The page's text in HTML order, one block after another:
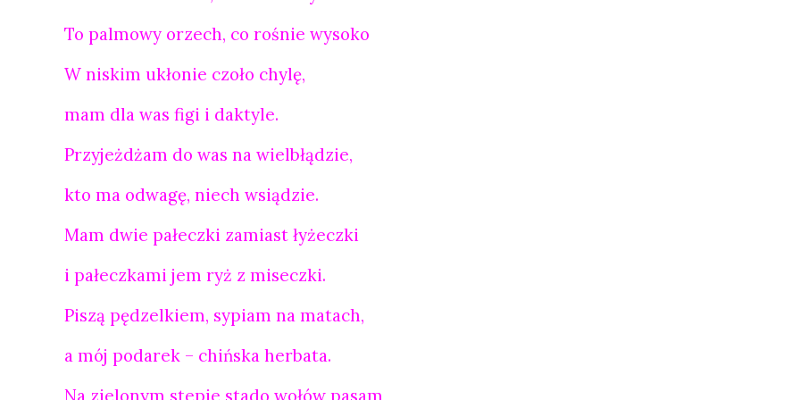
To palmowy orzech, co rośnie wysoko
W niskim ukłonie czoło chylę,
mam dla was figi i daktyle.
Przyjeżdżam do was na wielbłądzie,
kto ma odwagę, niech wsiądzie.
Mam dwie pałeczki zamiast łyżeczki
i pałeczkami jem ryż z miseczki.
Piszą pędzelkiem, sypiam na matach,
a mój podarek – chińska herbata.
Na zielonym stepie stado wołów pasam,